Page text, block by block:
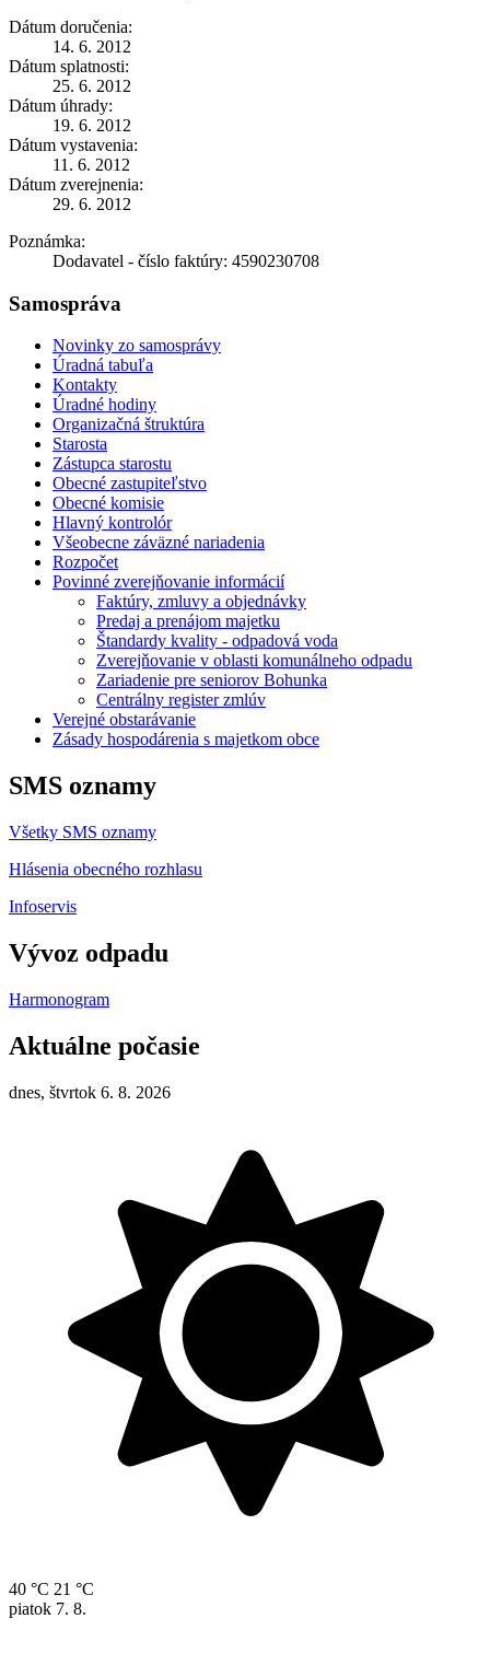
Dátum doručenia:
14. 6. 2012
Dátum splatnosti:
25. 6. 2012
Dátum úhrady:
19. 6. 2012
Dátum vystavenia:
11. 6. 2012
Dátum zverejnenia:
29. 6. 2012
Poznámka:
Dodavatel - číslo faktúry: 4590230708
Samospráva
Novinky zo samosprávy
Úradná tabuľa
Kontakty
Úradné hodiny
Organizačná štruktúra
Starosta
Zástupca starostu
Obecné zastupiteľstvo
Obecné komisie
Hlavný kontrolór
Všeobecne záväzné nariadenia
Rozpočet
Povinné zverejňovanie informácií
Faktúry, zmluvy a objednávky
Predaj a prenájom majetku
Štandardy kvality - odpadová voda
Zverejňovanie v oblasti komunálneho odpadu
Zariadenie pre seniorov Bohunka
Centrálny register zmlúv
Verejné obstarávanie
Zásady hospodárenia s majetkom obce
SMS oznamy
Všetky SMS oznamy
Hlásenia obecného rozhlasu
Infoservis
Vývoz odpadu
Harmonogram
Aktuálne počasie
dnes, štvrtok 6. 8. 2026
40 °C 21 °C
piatok 7. 8.